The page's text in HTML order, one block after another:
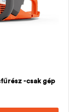
-csak gép